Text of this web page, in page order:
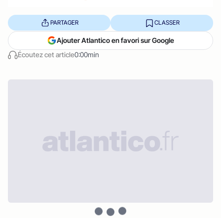
Écoutez cet article0:00min
PARTAGER CLASSER
Ajouter Atlantico en favori sur Google